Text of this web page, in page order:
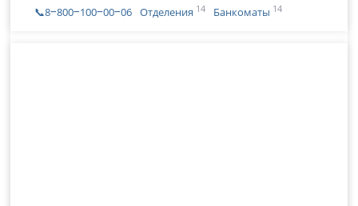
📞8‒800‒100‒00‒06 Отделения 14 Банкоматы 14